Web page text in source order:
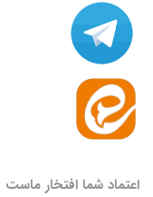
اعتماد شما افتخار ماست